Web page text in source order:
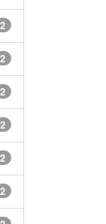
2
2
2
2
2
2